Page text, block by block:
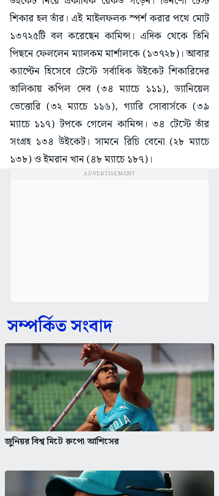
শিকার হল তাঁর। এই মাইলফলক স্পর্শ করার পথে মোট
১৩৭২৫টি বল করেছেন কামিন্স। এদিক থেকে তিনি
পিছনে ফেললেন ম্যালকম মার্শালকে (১৩৭২৮)। আবার
ক্যাপ্টেন হিসেবে টেস্টে সর্বাধিক উইকেট শিকারিদের
তালিকায় কপিল দেব (৩৪ ম্যাচে ১১১), ড্যানিয়েল
ভেত্তোরি (৩২ ম্যাচে ১১৬), গ্যারি সোবার্সকে (৩৯
ম্যাচে ১১৭) টপকে গেলেন কামিন্স। ৩৪ টেস্টে তাঁর
সংগ্রহ ১৩৪ উইকেট। সামনে রিচি বেনো (২৮ ম্যাচে
১৩৮) ও ইমরান খান (৪৮ ম্যাচে ১৮৭)।
ADVERTISEMENT
সম্পর্কিত সংবাদ
জুনিয়র বিশ্ব মিটে রুপো আশিসের